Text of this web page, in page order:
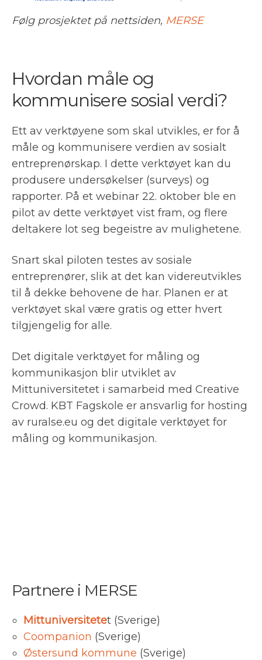
Følg prosjektet på nettsiden, MERSE
Hvordan måle og
kommunisere sosial verdi?
Ett av verktøyene som skal utvikles, er for å
måle og kommunisere verdien av sosialt
entreprenørskap. I dette verktøyet kan du
produsere undersøkelser (surveys) og
rapporter. På et webinar 22. oktober ble en
pilot av dette verktøyet vist fram, og flere
deltakere lot seg begeistre av mulighetene.
Snart skal piloten testes av sosiale
entreprenører, slik at det kan videreutvikles
til å dekke behovene de har. Planen er at
verktøyet skal være gratis og etter hvert
tilgjengelig for alle.
Det digitale verktøyet for måling og
kommunikasjon blir utviklet av
Mittuniversitetet i samarbeid med Creative
Crowd. KBT Fagskole er ansvarlig for hosting
av ruralse.eu og det digitale verktøyet for
måling og kommunikasjon.
Partnere i MERSE
Mittuniversitetet (Sverige)
Coompanion (Sverige)
Østersund kommune (Sverige)